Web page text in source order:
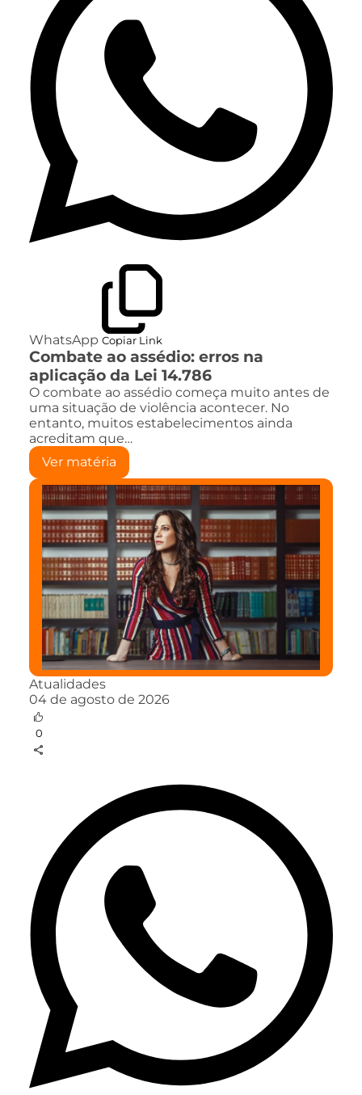
WhatsApp Copiar Link
Combate ao assédio: erros na
aplicação da Lei 14.786
O combate ao assédio começa muito antes de
uma situação de violência acontecer. No
entanto, muitos estabelecimentos ainda
acreditam que…
Ver matéria
Atualidades
04 de agosto de 2026
0